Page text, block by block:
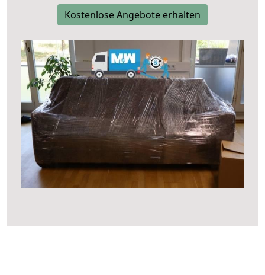
Kostenlose Angebote erhalten